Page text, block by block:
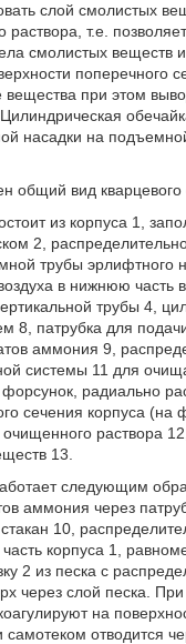
слой смолистых
т.е.
смолистых веществ
поперечного
при этом
Цилиндрическая
насадки на
общий вид кварцевого
из корпуса 1,
2,
трубы эрлифтного
в нижнюю часть
трубы 4,
8, патрубка для
аммония 9,
системы 11 для
радиально
сечения корпуса (на
раствора
13.
следующим
аммония через
10,
корпуса 1,
2 из песка с
через слой песка.
на
отводится